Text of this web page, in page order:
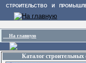
СТРОИТЕЛЬСТВО И
На главную
Каталог строительных